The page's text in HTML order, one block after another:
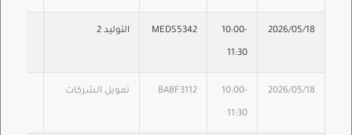
2026/05/18
10:00-
11:30
MEDS5342 التوليد 2
2026/05/18
10:00-
11:30
BABF3112 تمويل الشركات